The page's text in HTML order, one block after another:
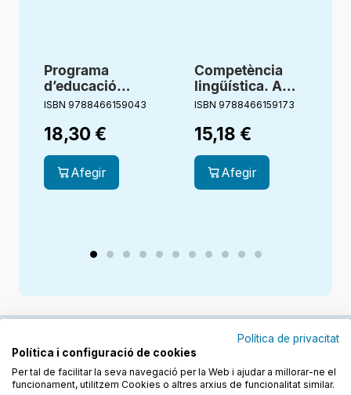
Programa
d’educació
emocional. 4
Inside. Cruilla
ISBN 9788466159043
18,30 €
Afegir
Competència
lingüística. A
prova 6.
catalana. 6
Primària
ISBN 9788466159173
15,18 €
Afegir
Política de privacitat
Política i configuració de cookies
Per tal de facilitar la seva navegació per la Web i ajudar a millorar-ne el
funcionament, utilitzem Cookies o altres arxius de funcionalitat similar.